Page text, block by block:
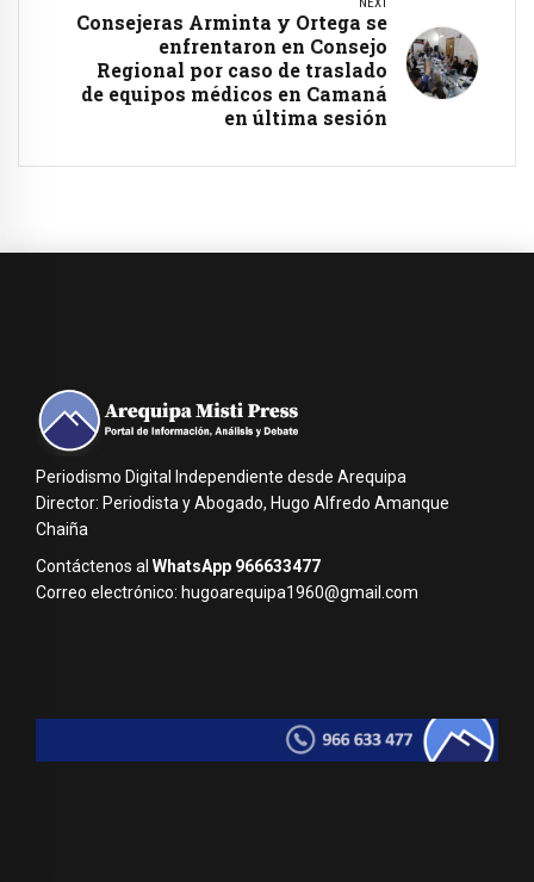
Consejeras Arminta y Ortega se
enfrentaron en Consejo
Regional por caso de traslado
de equipos médicos en Camaná
en última sesión
Periodismo Digital Independiente desde Arequipa
Director: Periodista y Abogado, Hugo Alfredo Amanque
Chaiña
Contáctenos al WhatsApp 966633477
Correo electrónico: hugoarequipa1960@gmail.com